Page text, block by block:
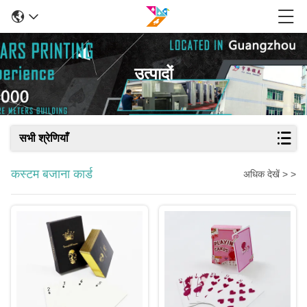
उत्पादों
सभी श्रेणियाँ
कस्टम बजाना कार्ड अधिक देखें > >